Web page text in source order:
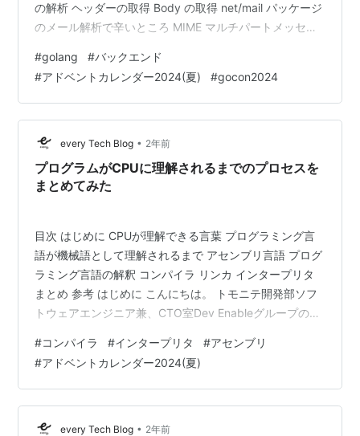
の解析 ヘッダーの取得 Body の取得 net/mail パッケージ
のメール解析で辛いところ MIME マルチパートメッセー
コード機能が不十分 メールプロトコルに沿わせた構成に
するのが大変 メールプロトコルとは net/mail で解析した
メールを送信可能なメールにするために
jhillyerd/enmime パッケージ メ…
#golang #バックエンド
#アドベントカレンダー2024(夏) #gocon2024
every Tech Blog • 2年前
プログラムがCPUに理解されるまでのプロセスを
まとめてみた
目次 はじめに CPUが理解できる言葉 プログラミング言
語が機械語として理解されるまで アセンブリ言語 プログ
ラミング言語の解釈 コンパイラ リンカ インタープリタ
まとめ 参考 はじめに こんにちは。 トモニテ開発部ソフ
トウェアエンジニア兼、CTO室Dev Enableグループの庄
Calendar 2024(夏) の2日目の記事執筆担当者として参加
させていただいております！ tech.every.tv 今回の記事で
は、普段書いているプログラムがCPUによってどのよう
に理解されているのかについて、気になって勉強し…
#コンパイラ #インタープリタ #アセンブリ
#アドベントカレンダー2024(夏)
every Tech Blog • 2年前